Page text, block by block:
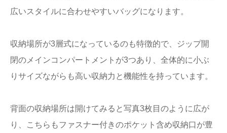
広いスタイルに合わせやすいバッグになります。
収納場所が3層式になっているのも特徴的で、ジップ開
閉のメインコンパートメントが3つあり、全体的に小ぶ
りサイズながらも高い収納力と機能性を持っています。
背面の収納場所は開けてみると写真3枚目のように広が
り、こちらもファスナー付きのポケット含め収納口が豊